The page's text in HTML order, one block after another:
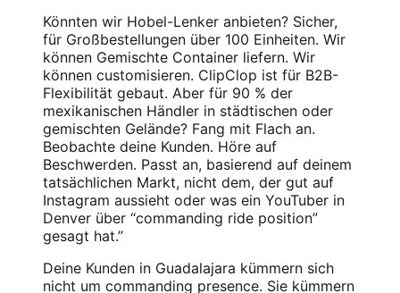
Könnten wir Hobel-Lenker anbieten? Sicher,
für Großbestellungen über 100 Einheiten. Wir
können Gemischte Container liefern. Wir
können customisieren. ClipClop ist für B2B-
Flexibilität gebaut. Aber für 90 % der
mexikanischen Händler in städtischen oder
gemischten Gelände? Fang mit Flach an.
Beobachte deine Kunden. Höre auf
Beschwerden. Passt an, basierend auf deinem
tatsächlichen Markt, nicht dem, der gut auf
Instagram aussieht oder was ein YouTuber in
Denver über “commanding ride position”
gesagt hat.”
Deine Kunden in Guadalajara kümmern sich
nicht um commanding presence. Sie kümmern